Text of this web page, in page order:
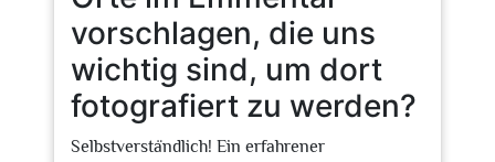
vorschlagen, die uns
wichtig sind, um dort
fotografiert zu werden?
Selbstverständlich! Ein erfahrener